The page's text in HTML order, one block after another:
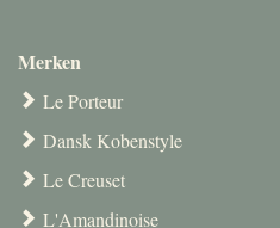
Merken
Le Porteur
Dansk Kobenstyle
Le Creuset
L'Amandinoise